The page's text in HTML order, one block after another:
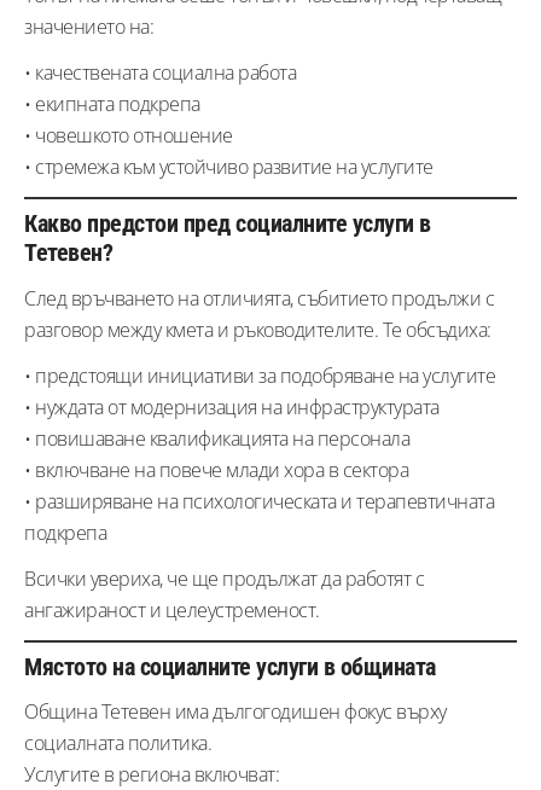
значението на:
• качествената социална работа
• екипната подкрепа
• човешкото отношение
• стремежа към устойчиво развитие на услугите
Какво предстои пред социалните услуги в
Тетевен?
След връчването на отличията, събитието продължи с
разговор между кмета и ръководителите. Те обсъдиха:
• предстоящи инициативи за подобряване на услугите
• нуждата от модернизация на инфраструктурата
• повишаване квалификацията на персонала
• включване на повече млади хора в сектора
• разширяване на психологическата и терапевтичната
подкрепа
Всички увериха, че ще продължат да работят с
ангажираност и целеустременост.
Мястото на социалните услуги в общината
Община Тетевен има дългогодишен фокус върху
социалната политика.
Услугите в региона включват: